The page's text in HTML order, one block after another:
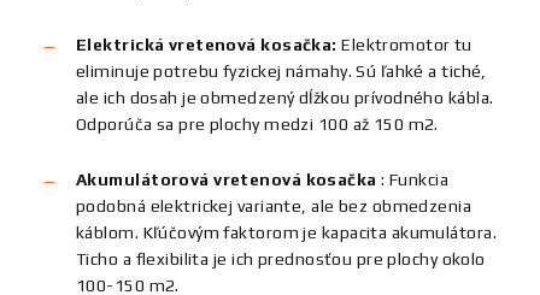
Elektrická vretenová kosačka: Elektromotor tu
eliminuje potrebu fyzickej námahy. Sú ľahké a tiché,
ale ich dosah je obmedzený dĺžkou prívodného kábla.
Odporúča sa pre plochy medzi 100 až 150 m2.
Akumulátorová vretenová kosačka : Funkcia
podobná elektrickej variante, ale bez obmedzenia
káblom. Kľúčovým faktorom je kapacita akumulátora.
Ticho a flexibilita je ich prednosťou pre plochy okolo
100-150 m2.